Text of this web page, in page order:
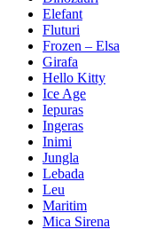
Elefant
Fluturi
Frozen – Elsa
Girafa
Hello Kitty
Ice Age
Iepuras
Ingeras
Inimi
Jungla
Lebada
Leu
Maritim
Mica Sirena